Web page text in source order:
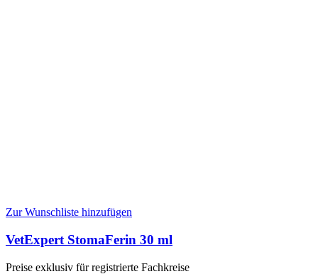
Zur Wunschliste hinzufügen
VetExpert StomaFerin 30 ml
Preise exklusiv für registrierte Fachkreise